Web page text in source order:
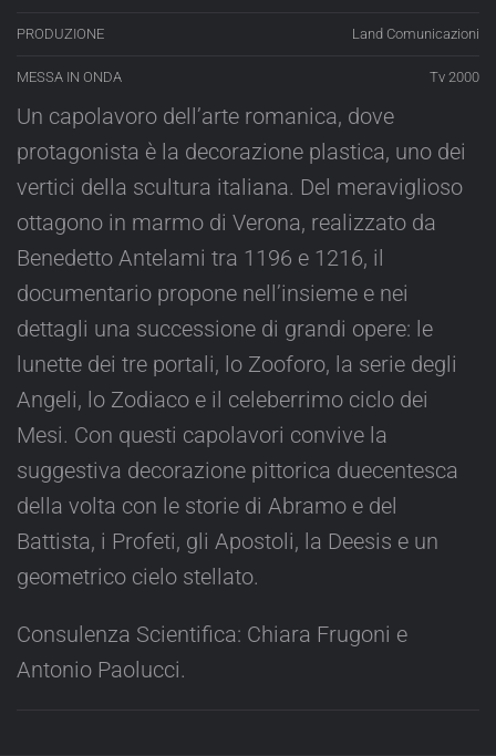
PRODUZIONE Land Comunicazioni
MESSA IN ONDA Tv 2000
Un capolavoro dell’arte romanica, dove
protagonista è la decorazione plastica, uno dei
vertici della scultura italiana. Del meraviglioso
ottagono in marmo di Verona, realizzato da
Benedetto Antelami tra 1196 e 1216, il
documentario propone nell’insieme e nei
dettagli una successione di grandi opere: le
lunette dei tre portali, lo Zooforo, la serie degli
Angeli, lo Zodiaco e il celeberrimo ciclo dei
Mesi. Con questi capolavori convive la
suggestiva decorazione pittorica duecentesca
della volta con le storie di Abramo e del
Battista, i Profeti, gli Apostoli, la Deesis e un
geometrico cielo stellato.
Consulenza Scientifica: Chiara Frugoni e
Antonio Paolucci.